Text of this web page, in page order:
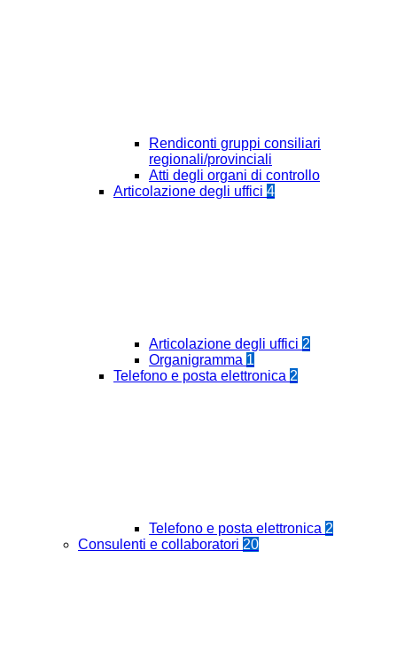
Rendiconti gruppi consiliari
regionali/provinciali
Atti degli organi di controllo
Articolazione degli uffici 4
Articolazione degli uffici 2
Organigramma 1
Telefono e posta elettronica 2
Telefono e posta elettronica 2
Consulenti e collaboratori 20